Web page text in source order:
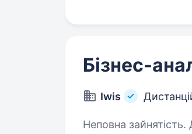
Бізнес-
Iwis
Неповна зайнятість. Досвід